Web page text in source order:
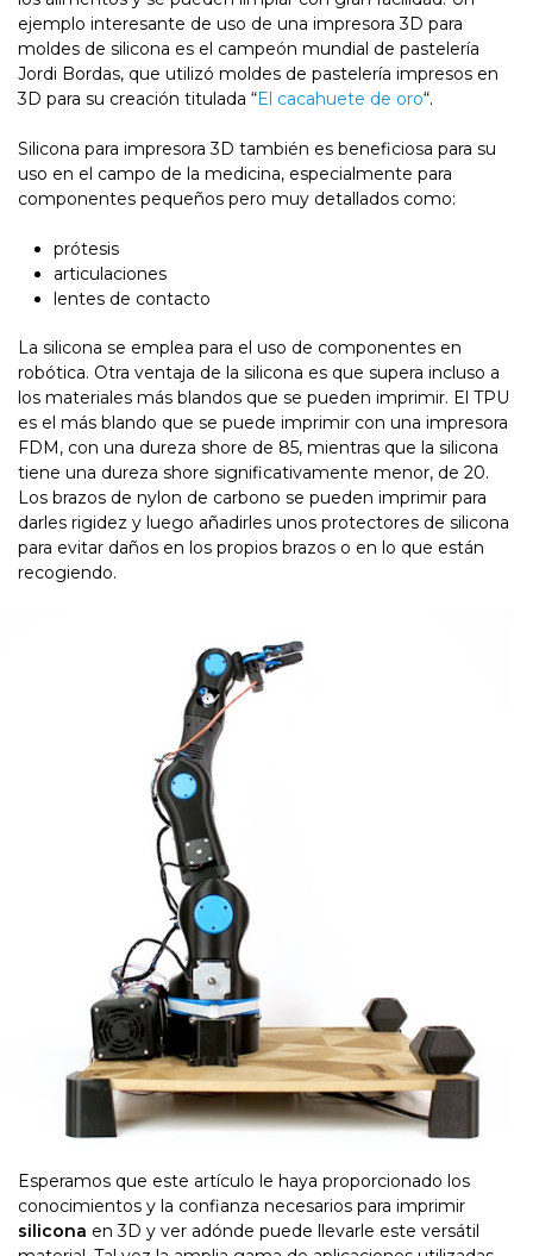
ejemplo interesante de uso de una impresora 3D para
moldes de silicona es el campeón mundial de pastelería
Jordi Bordas, que utilizó moldes de pastelería impresos en
3D para su creación titulada “El cacahuete de oro“.
Silicona para impresora 3D también es beneficiosa para su
uso en el campo de la medicina, especialmente para
componentes pequeños pero muy detallados como:
prótesis
articulaciones
lentes de contacto
La silicona se emplea para el uso de componentes en
robótica. Otra ventaja de la silicona es que supera incluso a
los materiales más blandos que se pueden imprimir. El TPU
es el más blando que se puede imprimir con una impresora
FDM, con una dureza shore de 85, mientras que la silicona
tiene una dureza shore significativamente menor, de 20.
Los brazos de nylon de carbono se pueden imprimir para
darles rigidez y luego añadirles unos protectores de silicona
para evitar daños en los propios brazos o en lo que están
recogiendo.
Esperamos que este artículo le haya proporcionado los
conocimientos y la confianza necesarios para imprimir
silicona en 3D y ver adónde puede llevarle este versátil